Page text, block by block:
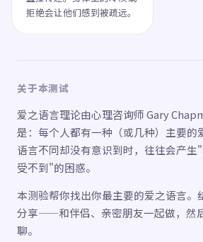
拒绝会让他们感到被疏远。
关于本测试
爱之语言理论由心理咨询师 Gary
是：每个人都有一种（或几种）主要
语言不同却没有意识到时，往往会产生
受不到"的困惑。
本测验帮你找出你最主要的爱之语言。
分享——和伴侣、亲密朋友一起做，然
聊。